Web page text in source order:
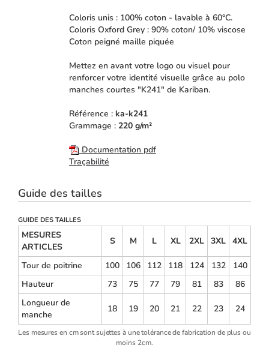
Coloris unis : 100% coton - lavable à 60°C.
Coloris Oxford Grey : 90% coton/ 10% viscose
Coton peigné maille piquée
Mettez en avant votre logo ou visuel pour
renforcer votre identité visuelle grâce au polo
manches courtes "K241" de Kariban.
Référence : ka-k241
Grammage : 220 g/m²
Documentation pdf
Traçabilité
Guide des tailles
GUIDE DES TAILLES
MESURES
ARTICLES
S M L XL 2XL 3XL 4XL
Tour de poitrine 100 106 112 118 124 132
140
Hauteur
73 75 77 79 81 83
86
Longueur de
manche
18 19 20 21 22 23 24
Les mesures en cm sont sujettes à une tolérance de fabrication de plus ou
moins 2cm.